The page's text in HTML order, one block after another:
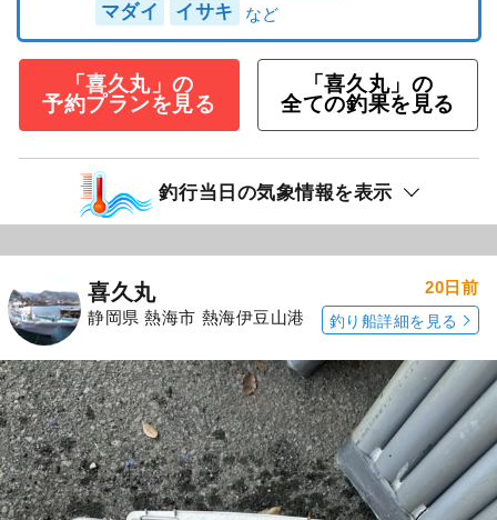
マダイ イサキ
「喜久丸」の
予約プランを見る
「喜久丸」の
全ての釣果を見る
釣行当日の気象情報を表示
喜久丸
静岡県 熱海市 熱海伊豆山港
20日前
釣り船詳細を見る